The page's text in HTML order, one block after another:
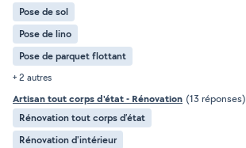
Pose de sol
Pose de lino
Pose de parquet flottant
+ 2 autres
Artisan tout corps d'état - Rénovation (13 réponses)
Rénovation tout corps d’état
Rénovation d'intérieur